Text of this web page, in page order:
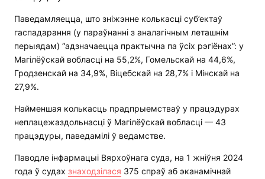
Паведамляецца, што зніжэнне колькасці суб’ектаў
гаспадарання (у параўнанні з аналагічным леташнім
перыядам) “адзначаецца практычна па ўсіх рэгіёнах”: у
Магілёўскай вобласці на 55,2%, Гомельскай на 44,6%,
Гродзенскай на 34,9%, Віцебскай на 28,7% і Мінскай на
27,9%.
Найменшая колькасць прадпрыемстваў у працэдурах
неплацежаздольнасці ў Магілёўскай вобласці — 43
працэдуры, паведамілі ў ведамстве.
Паводле інфармацыі Вярхоўнага суда, на 1 жніўня 2024
года ў судах знаходзілася 375 спраў аб эканамічнай